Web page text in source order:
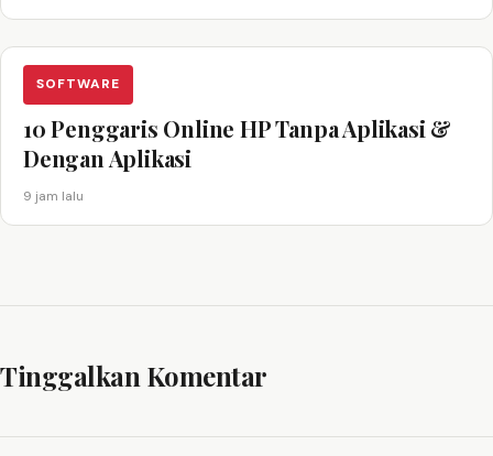
SOFTWARE
10 Penggaris Online HP Tanpa Aplikasi &
Dengan Aplikasi
9 jam lalu
Tinggalkan Komentar